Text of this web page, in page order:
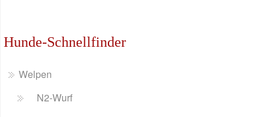
Hunde-Schnellfinder
Welpen
N2-Wurf